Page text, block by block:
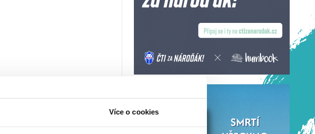
Více o cookies